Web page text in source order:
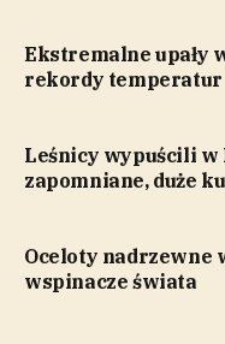
Ekstremalne upały
rekordy temperatur
Leśnicy wypuścili w
zapomniane, duże
Oceloty nadrzewne
wspinacze świata